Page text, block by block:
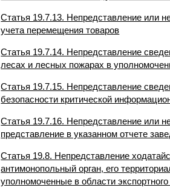
Статья 19.7.13. Непредставление или
учета перемещения товаров
Статья 19.7.14. Непредставление
лесах и лесных пожарах в
Статья 19.7.15. Непредставление
безопасности критической
Статья 19.7.16. Непредставление или
представление в указанном отчете
Статья 19.8. Непредставление
антимонопольный орган, его
уполномоченные в области экспортного